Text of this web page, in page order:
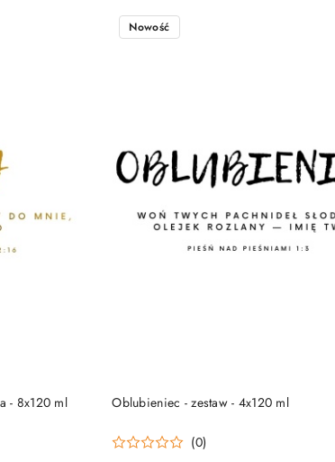
- 8x120 ml Oblubieniec - zestaw - 4x120 ml
(0)
Nowość
DO KOSZYKA